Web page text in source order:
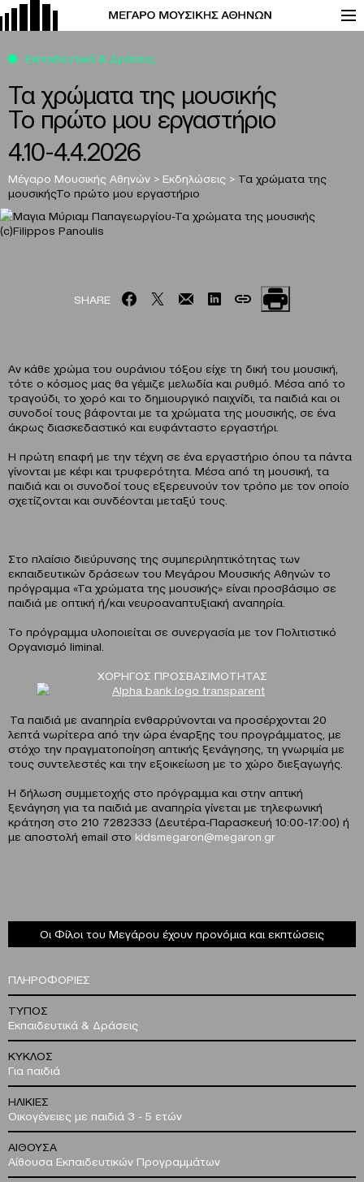
Τα χρώματα της μουσικής
Το πρώτο μου εργαστήριο
4.10-4.4.2026
Μέγαρο Μουσικής Αθηνών > Εκδηλώσεις > Τα χρώματα της
μουσικήςΤο πρώτο μου εργαστήριο
Εκπαιδευτικά & Δράσεις
SHARE
Αν κάθε χρώμα του ουράνιου τόξου είχε τη δική του μουσική,
τότε ο κόσμος μας θα γέμιζε μελωδία και ρυθμό. Μέσα από το
τραγούδι, το χορό και το δημιουργικό παιχνίδι, τα παιδιά και οι
συνοδοί τους βάφονται με τα χρώματα της μουσικής, σε ένα
άκρως διασκεδαστικό και ευφάνταστο εργαστήρι.
Η πρώτη επαφή με την τέχνη σε ένα εργαστήριο όπου τα πάντα
γίνονται με κέφι και τρυφερότητα. Μέσα από τη μουσική, τα
παιδιά και οι συνοδοί τους εξερευνούν τον τρόπο με τον οποίο
σχετίζονται και συνδέονται μεταξύ τους.
Στο πλαίσιο διεύρυνσης της συμπεριληπτικότητας των
εκπαιδευτικών δράσεων του Μεγάρου Μουσικής Αθηνών το
πρόγραμμα «Τα χρώματα της μουσικής» είναι προσβάσιμο σε
παιδιά με οπτική ή/και νευροαναπτυξιακή αναπηρία.
Το πρόγραμμα υλοποιείται σε συνεργασία με τον Πολιτιστικό
Οργανισμό liminal.
ΧΟΡΗΓΟΣ ΠΡΟΣΒΑΣΙΜΟΤΗΤΑΣ
Τα παιδιά με αναπηρία ενθαρρύνονται να προσέρχονται 20
λεπτά νωρίτερα από την ώρα έναρξης του προγράμματος, με
στόχο την πραγματοποίηση απτικής ξενάγησης, τη γνωριμία με
τους συντελεστές και την εξοικείωση με το χώρο διεξαγωγής.
Η δήλωση συμμετοχής στο πρόγραμμα και στην απτική
ξενάγηση για τα παιδιά με αναπηρία γίνεται με τηλεφωνική
κράτηση στο 210 7282333 (Δευτέρα-Παρασκευή 10:00-17:00) ή
με αποστολή email στο kidsmegaron@megaron gr
Οι Φίλοι του Μεγάρου έχουν προνόμια και εκπτώσεις
ΠΛΗΡΟΦΟΡΙΕΣ
ΤΥΠΟΣ
Εκπαιδευτικά & Δράσεις
ΚΥΚΛΟΣ
Για παιδιά
ΗΛΙΚΙΕΣ
Οικογένειες με παιδιά 3 - 5 ετών
ΑΙΘΟΥΣΑ
Αίθουσα Εκπαιδευτικών Προγραμμάτων